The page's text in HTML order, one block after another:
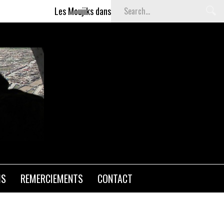
Les Moujiks dans Affaires sensibles
REMERCIEMENTS CONTACT